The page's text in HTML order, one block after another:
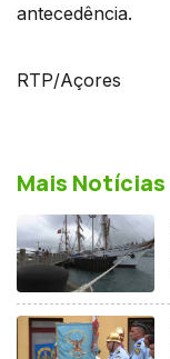
antecedência.
RTP/Açores
Mais Notícias